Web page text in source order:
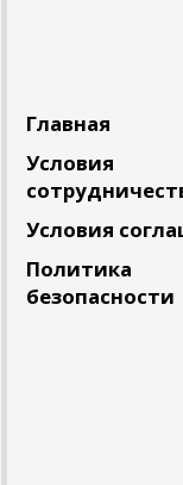
Главная
Условия
Условия
Политика
безопасности